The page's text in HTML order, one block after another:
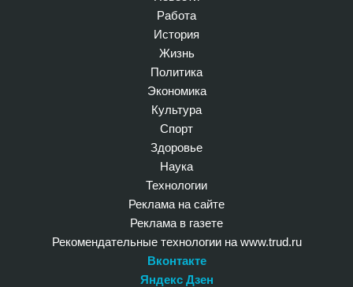
Работа
История
Жизнь
Политика
Экономика
Культура
Спорт
Здоровье
Наука
Технологии
Реклама на сайте
Реклама в газете
Рекомендательные технологии на www.trud.ru
Вконтакте
Яндекс Дзен